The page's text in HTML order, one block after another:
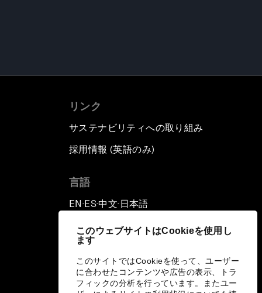
このウェブサイトはCookieを使用し
ます
このサイトではCookieを使って、ユーザー
に合わせたコンテンツや広告の表示、トラ
フィックの分析を行っています。またユー
リンク
サステナビリティへの取り組み
採用情報 (英語のみ)
言語
EN ▪ES▪中文▪ 日本語